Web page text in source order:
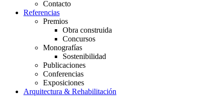
Contacto
Referencias
Premios
Obra construida
Concursos
Monografías
Sostenibilidad
Publicaciones
Conferencias
Exposiciones
Arquitectura & Rehabilitación